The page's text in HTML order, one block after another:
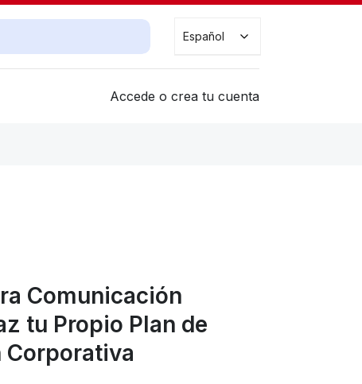
Buscar cursos
Español
Accede o crea tu cuenta
Comunicación
tu Propio Plan de